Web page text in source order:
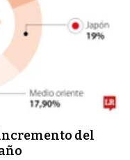
del